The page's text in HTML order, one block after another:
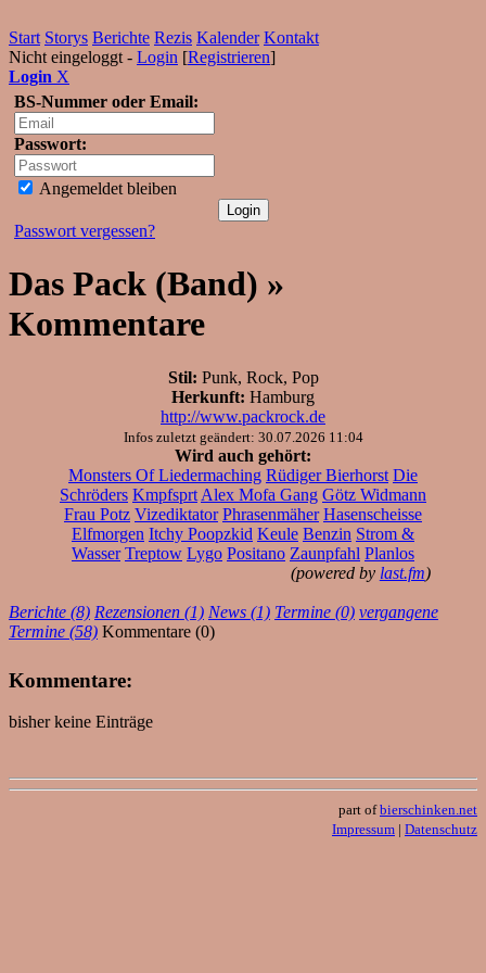
Start Storys Berichte Rezis Kalender Kontakt
Nicht eingeloggt - Login [Registrieren]
Login X
BS-Nummer oder Email:
Passwort:
Angemeldet bleiben
Passwort vergessen?
Das Pack (Band) »
Kommentare
Stil: Punk, Rock, Pop
Herkunft: Hamburg
http://www.packrock.de
Infos zuletzt geändert: 30.07.2026 11:04
Wird auch gehört:
Monsters Of Liedermaching Rüdiger Bierhorst Die
Schröders Kmpfsprt Alex Mofa Gang Götz Widmann
Frau Potz Vizediktator Phrasenmäher Hasenscheisse
Elfmorgen Itchy Poopzkid Keule Benzin Strom &
Wasser Treptow Lygo Positano Zaunpfahl Planlos
(powered by last.fm)
Berichte (8) Rezensionen (1) News (1) Termine (0) vergangene
Termine (58) Kommentare (0)
Kommentare:
bisher keine Einträge
part ofbierschinken.net
Impressum | Datenschutz